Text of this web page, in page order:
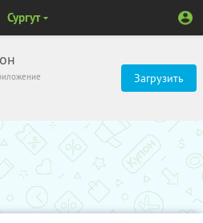
Загрузить
Сургут